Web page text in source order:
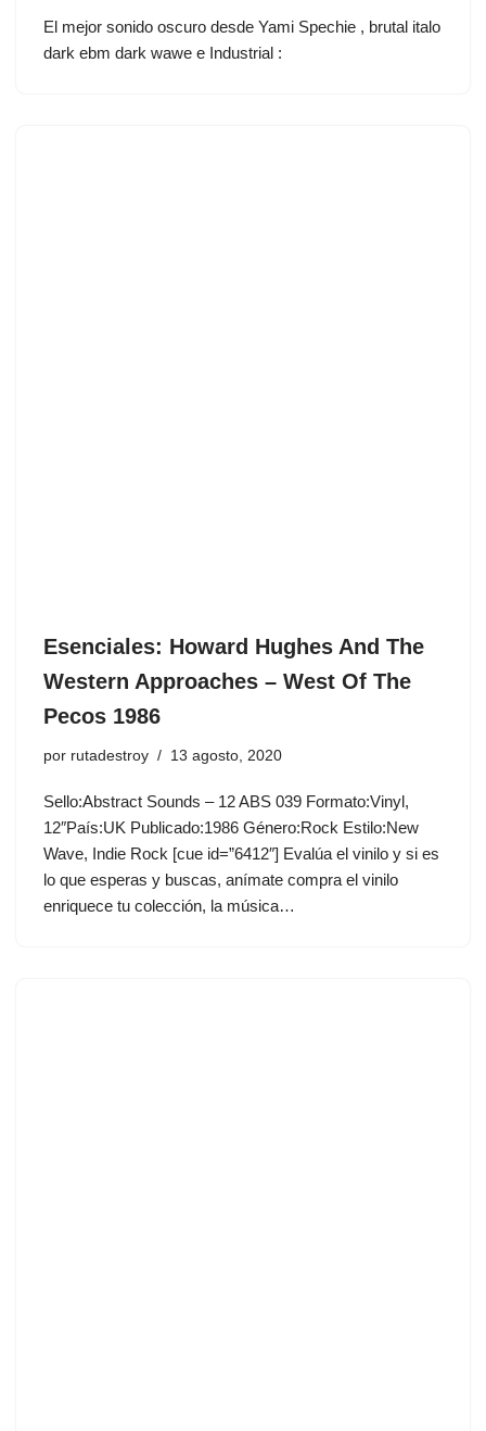
El mejor sonido oscuro desde Yami Spechie , brutal italo
dark ebm dark wawe e Industrial :
Esenciales: Howard Hughes And The
Western Approaches ‎– West Of The
Pecos 1986
por rutadestroy 13 agosto, 2020
Sello:Abstract Sounds ‎– 12 ABS 039 Formato:Vinyl,
12″País:UK Publicado:1986 Género:Rock Estilo:New
Wave, Indie Rock [cue id=”6412″] Evalúa el vinilo y si es
lo que esperas y buscas, anímate compra el vinilo
enriquece tu colección, la música…